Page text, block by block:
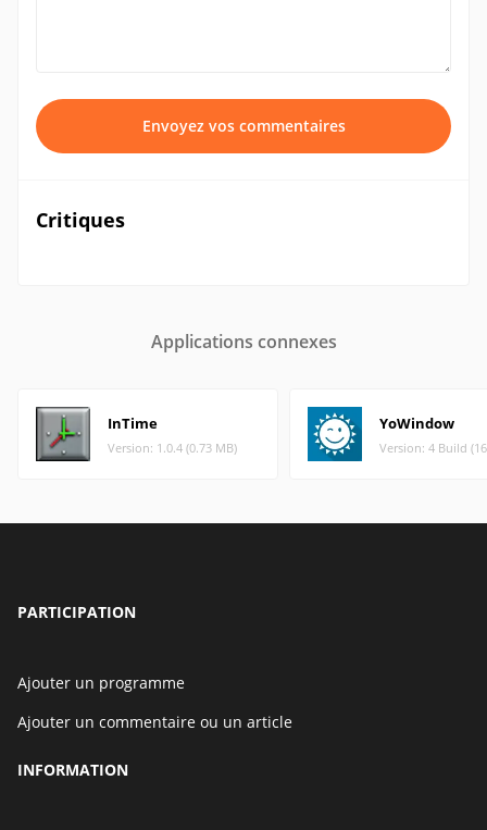
Envoyez vos commentaires
Critiques
Applications connexes
InTime
Version: 1.0.4 (0.73 MB)
YoWindow
Version: 4 Build
PARTICIPATION
Ajouter un programme
Ajouter un commentaire ou un article
INFORMATION